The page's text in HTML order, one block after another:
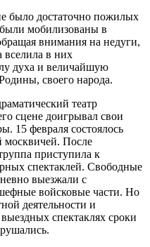
было достаточно пожилых
мобилизованы в
внимания на недуги,
вселила в них
духа и величайшую
своего народа.
театр
сцене доигрывал свои
15 февраля состоялось
москвичей. После
приступила к
спектаклей. Свободные
выезжали с
войсковые части. Но
деятельности и
спектаклях сроки